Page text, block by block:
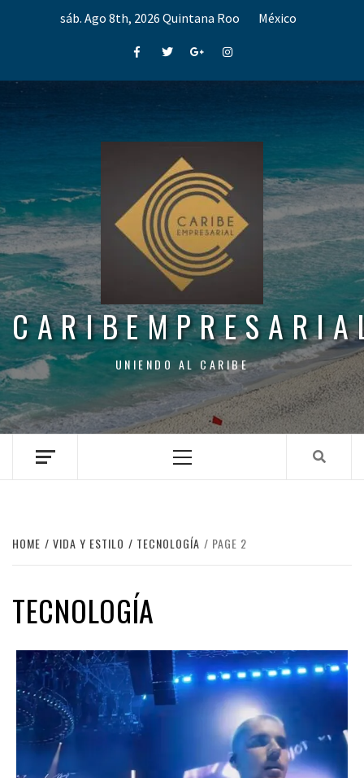
sáb. Ago 8th, 2026 Quintana Roo México
FacebookTwitterGoogle+Instagram
UNIENDO AL CARIBE
Menu
HOME VIDA Y ESTILO TECNOLOGÍA PAGE 2
TECNOLOGÍA